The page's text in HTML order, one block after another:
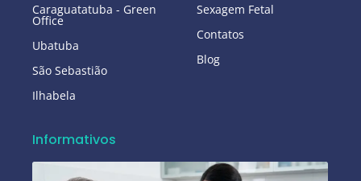
Caraguatatuba - Green
Office
Ubatuba
São Sebastião
Ilhabela
Sexagem Fetal
Contatos
Blog
Informativos